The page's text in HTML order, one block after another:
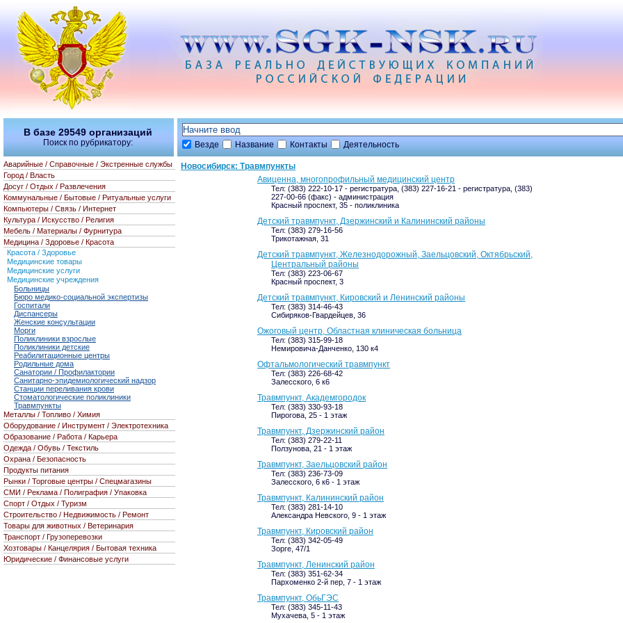
Везде Название Контакты Деятельность
Новосибирск: Травмпункты
Авиценна, многопрофильный медицинский центр
Тел: (383) 222-10-17 - регистратура, (383) 227-16-21 - регистратура, (383)
227-00-66 (факс) - администрация
Красный проспект, 35 - поликлиника
Детский травмпункт, Дзержинский и Калининский районы
Тел: (383) 279-16-56
Трикотажная, 31
Детский травмпункт, Железнодорожный, Заельцовский, Октябрьский,
Центральный районы
Тел: (383) 223-06-67
Красный проспект, 3
Детский травмпункт, Кировский и Ленинский районы
Тел: (383) 314-46-43
Сибиряков-Гвардейцев, 36
Ожоговый центр, Областная клиническая больница
Тел: (383) 315-99-18
Немировича-Данченко, 130 к4
Офтальмологический травмпункт
Тел: (383) 226-68-42
Залесского, 6 к6
Травмпункт, Академгородок
Тел: (383) 330-93-18
Пирогова, 25 - 1 этаж
Травмпункт, Дзержинский район
Тел: (383) 279-22-11
Ползунова, 21 - 1 этаж
Травмпункт, Заельцовский район
Тел: (383) 236-73-09
Залесского, 6 к6 - 1 этаж
Травмпункт, Калининский район
Тел: (383) 281-14-10
Александра Невского, 9 - 1 этаж
Травмпункт, Кировский район
Тел: (383) 342-05-49
Зорге, 47/1
Травмпункт, Ленинский район
Тел: (383) 351-62-34
Пархоменко 2-й пер, 7 - 1 этаж
Травмпункт, ОбьГЭС
Тел: (383) 345-11-43
Мухачева, 5 - 1 этаж
В базе 29549 организаций
Поиск по рубрикатору:
Аварийные / Справочные / Экстренные службы
Город / Власть
Досуг / Отдых / Развлечения
Коммунальные / Бытовые / Ритуальные услуги
Компьютеры / Связь / Интернет
Культура / Искусство / Религия
Мебель / Материалы / Фурнитура
Медицина / Здоровье / Красота
Красота / Здоровье
Медицинские товары
Медицинские услуги
Медицинские учреждения
Больницы
Бюро медико-социальной экспертизы
Госпитали
Диспансеры
Женские консультации
Морги
Поликлиники взрослые
Поликлиники детские
Реабилитационные центры
Родильные дома
Санатории / Профилактории
Санитарно-эпидемиологический надзор
Станции переливания крови
Стоматологические поликлиники
Травмпункты
Металлы / Топливо / Химия
Оборудование / Инструмент / Электротехника
Образование / Работа / Карьера
Одежда / Обувь / Текстиль
Охрана / Безопасность
Продукты питания
Рынки / Торговые центры / Спецмагазины
СМИ / Реклама / Полиграфия / Упаковка
Спорт / Отдых / Туризм
Строительство / Недвижимость / Ремонт
Товары для животных / Ветеринария
Транспорт / Грузоперевозки
Хозтовары / Канцелярия / Бытовая техника
Юридические / Финансовые услуги